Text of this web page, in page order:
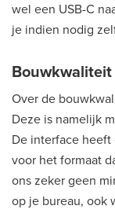
wel een USB-C
je indien nodig
Bouwkwaliteit
Over de
Deze is namelijk
De interface
voor het formaat
ons zeker geen
op je bureau, ook